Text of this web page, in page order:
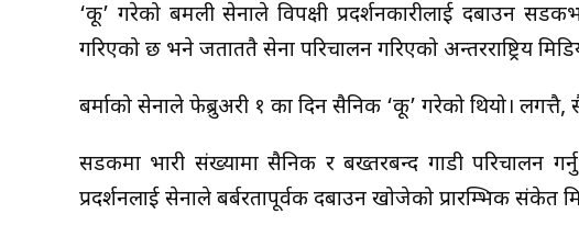
‘कू’ गरेको बर्मेली सेनाले विपक्षी प्रदर्शनकारीलाई दबाउन
गरिएको छ भने जताततै सेना परिचालन गरिएको अन्तरराष्ट्रिय
बर्माको सेनाले फेब्रुअरी १ का दिन सैनिक ‘कू’ गरेको थियो।
सडकमा भारी संख्यामा सैनिक र बख्तरबन्द गाडी परिचालन
प्रदर्शनलाई सेनाले बर्बरतापूर्वक दबाउन खोजेको प्रारम्भिक संकेत